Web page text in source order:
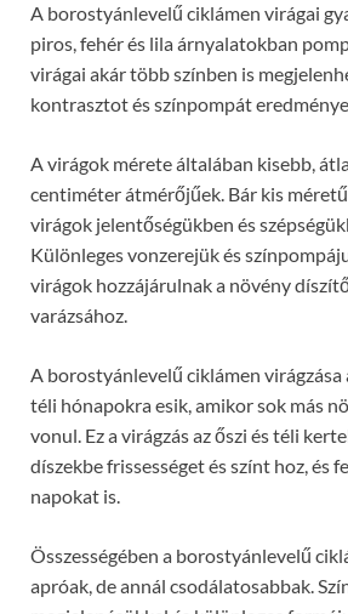
A borostyánlevelű ciklámen virágai
piros, fehér és lila árnyalatokban
virágai akár több színben is
kontrasztot és színpompát
A virágok mérete általában kisebb,
centiméter átmérőjűek. Bár kis
virágok jelentőségükben és
Különleges vonzerejük és
virágok hozzájárulnak a növény
varázsához.
A borostyánlevelű ciklámen virágzása
téli hónapokra esik, amikor sok más
vonul. Ez a virágzás az őszi és téli
díszekbe frissességet és színt hoz, és
napokat is.
Összességében a borostyánlevelű
apróak, de annál csodálatosabbak.